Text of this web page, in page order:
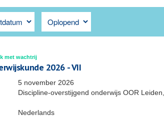
met wachtrij
2026 - VII
5 november 2026
Discipline-overstijgend onderwijs OOR
Nederlands